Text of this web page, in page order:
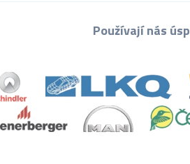
Používají nás